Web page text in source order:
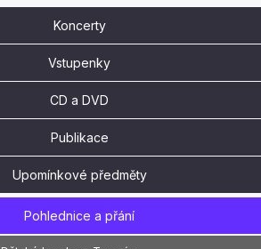
Koncerty
Vstupenky
CD a DVD
Publikace
Upomínkové předměty
Pohlednice a přání